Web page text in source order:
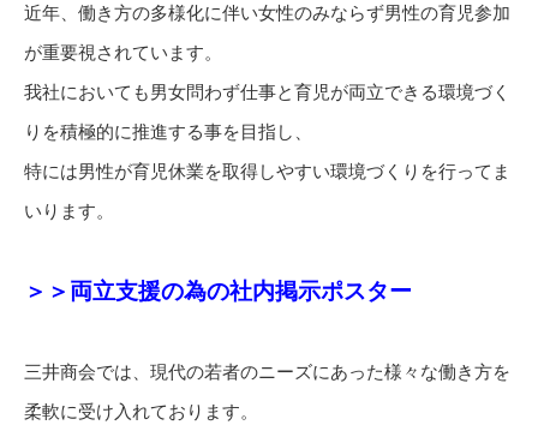
近年、 働き方の多様化に伴い女性のみならず男性の育児参加
が重要視されています。
我社においても男女問わず仕事と育児が両立できる環境づく
りを積極的に推進する事を目指し、
特には男性が育児休業を取得しやすい環境づくりを行ってま
いります。
＞＞両立支援の為の社内掲示ポスター
三井商会では、 現代の若者のニーズにあった様々な働き方を
柔軟に受け入れており ます。